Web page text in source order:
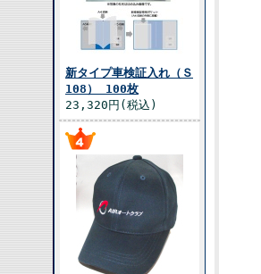
新タイプ車検証入れ（Ｓ
108） 100枚
23,320円(税込)